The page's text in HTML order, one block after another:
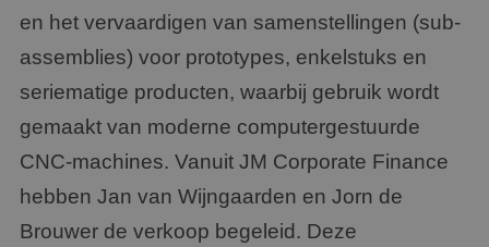
en het vervaardigen van samenstellingen (sub-
assemblies) voor prototypes, enkelstuks en
seriematige producten, waarbij gebruik wordt
gemaakt van moderne computergestuurde
CNC-machines. Vanuit JM Corporate Finance
hebben Jan van Wijngaarden en Jorn de
Brouwer de verkoop begeleid. Deze